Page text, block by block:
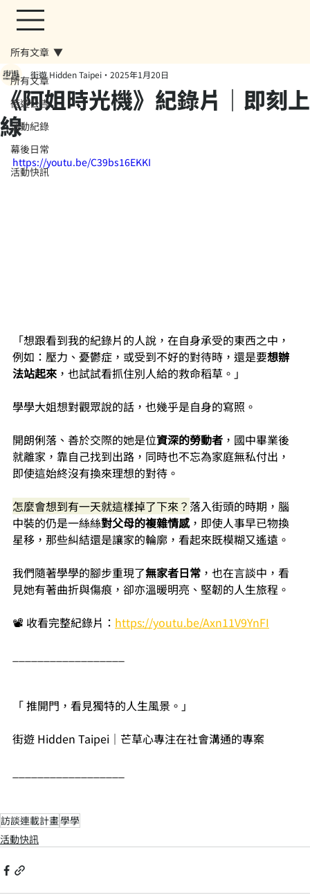
所有文章
街遊公告
活動紀錄
幕後日常
活動快訊
所有文章
《阿姐時光機》紀錄片｜即刻上
線
街遊 Hidden Taipei 2025年1月20日
https://youtu.be/C39bs16EKKI
「想跟看到我的紀錄片的人說，在自身承受的東西之中，
例如：壓力、憂鬱症，或受到不好的對待時，還是要想辦
法站起來 ，也試試看抓住別人給的救命稻草。」
學學大姐想對觀眾說的話，也幾乎是自身的寫照。
開朗俐落、善於交際的她是位資深的勞動者 ，國中畢業後
就離家，靠自己找到出路，同時也不忘為家庭無私付出，
即使這始終沒有換來理想的對待。
怎麼會想到有一天就這樣掉了下來？落入街頭的時期，腦
中裝的仍是一絲絲對父母的複雜情感，即使人事早已物換
星移，那些糾結還是讓家的輪廓，看起來既模糊又遙遠。
我們隨著學學的腳步重現了無家者日常 ，也在言談中，看
見她有著曲折與傷痕，卻亦溫暖明亮、堅韌的人生旅程。
📽️ 收看完整紀錄片： https://youtu.be/Axn11V9YnFI
「 推開門，看見獨特的人生風景。」
街遊 Hidden Taipei｜芒草心專注在社會溝通的專案
訪談連載計畫學學
活動快訊